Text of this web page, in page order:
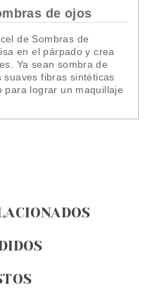
de ojos
de Sombras de
en el párpado y crea
Ya sean sombra de
fibras sintéticas
para lograr un maquillaje